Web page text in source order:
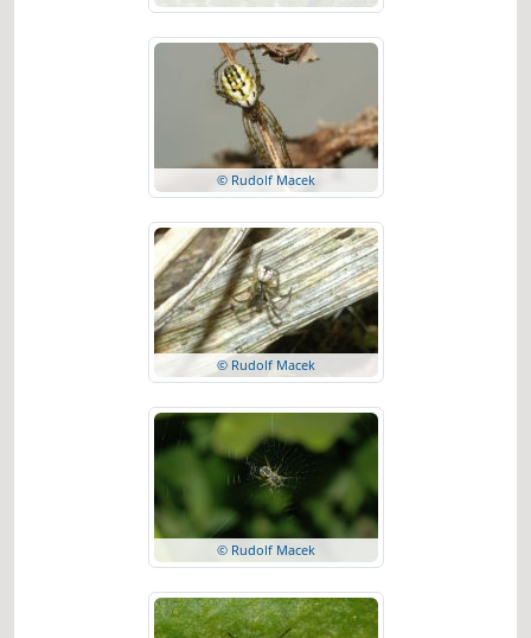
© Rudolf Macek
© Rudolf Macek
© Rudolf Macek